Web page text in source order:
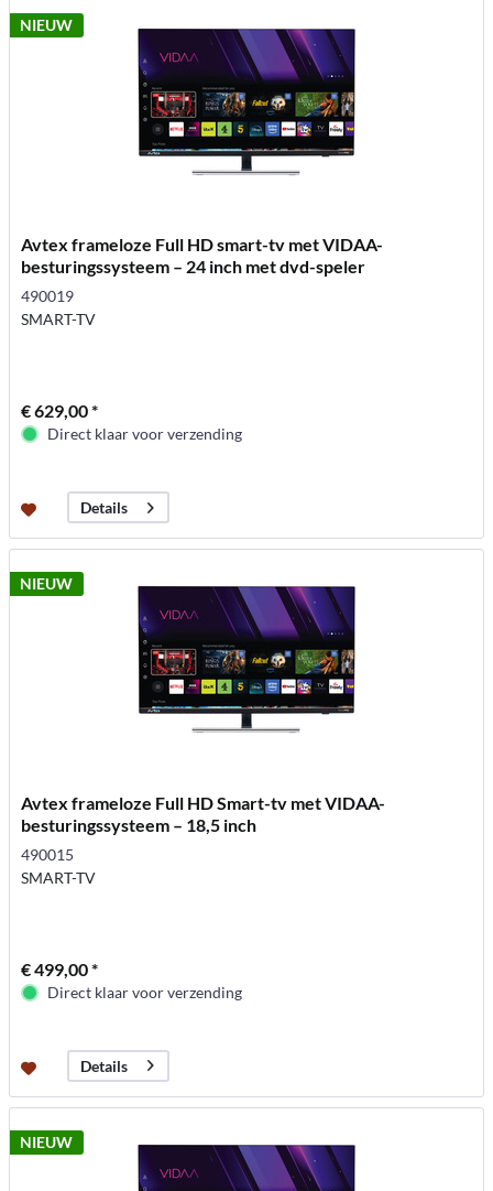
NIEUW
Avtex frameloze Full HD smart-tv met VIDAA-
besturingssysteem – 24 inch met dvd-speler
490019
SMART-TV
€ 629,00 *
Direct klaar voor verzending
Details
NIEUW
Avtex frameloze Full HD Smart-tv met VIDAA-
besturingssysteem – 18,5 inch
490015
SMART-TV
€ 499,00 *
Direct klaar voor verzending
Details
NIEUW